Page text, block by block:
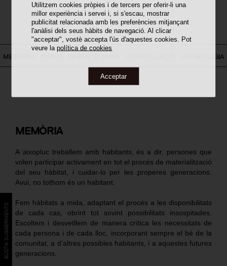
Utilitzem cookies pròpies i de tercers per oferir-li una
millor experiència i servei i, si s'escau, mostrar
publicitat relacionada amb les preferències mitjançant
l'anàlisi dels seus hàbits de navegació. Al clicar
"acceptar", vostè accepta l'ús d'aquestes cookies. Pot
veure lapolítica de cookies
Acceptar
MEMÒRIA CRONOLOGIA
MEMÒRIA
A aixopluc treballem amb habitants, és a dir, persones que
volen participar activament en tot el procés de materialització
del seu hàbitat, i cuidar-lo per les properes generacions.
Avui, no tothom és un habitant.
Fem hàbitats a mida, adaptant el procés a les disponibilitats
de cada cas, obrint tot sovint possibilitats insospitades.
Escoltem i desvetllem de manera crítica les necessitats de
cada persona i de cada lloc, incorporant sempre el bé de la
comunitat, a d’altres possibles habitants, i a aquestes futures
generacions.
BÚSTIA SUGGERIMENTS